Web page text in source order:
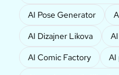
AI Pose Generator
AI Dizajner Likova
AI Comic Factory
AI